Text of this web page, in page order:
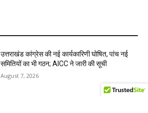
उत्तराखंड कांग्रेस की नई कार्यकारिणी घोषित, पांच नई
समितियों का भी गठन; AICC ने जारी की सूची
August 7, 2026